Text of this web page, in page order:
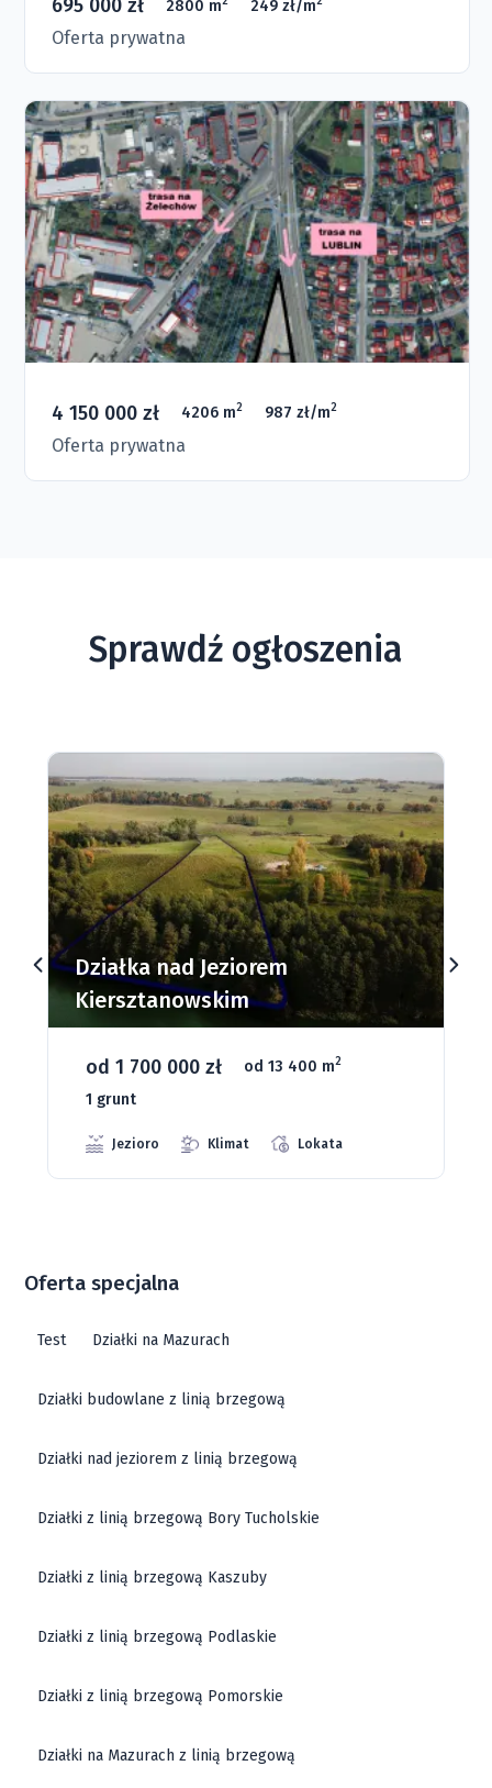
695 000 zł 2800 m 249 zł/m
Oferta prywatna
4 150 000 zł 4206 m2 987 zł/m2
Oferta prywatna
Sprawdź ogłoszenia
Działka nad Jeziorem
Kiersztanowskim
od 1 700 000 zł od 13 400 m2
1 grunt
Jezioro Klimat Lokata
Oferta specjalna
Test Działki na Mazurach
Działki budowlane z linią brzegową
Działki nad jeziorem z linią brzegową
Działki z linią brzegową Bory Tucholskie
Działki z linią brzegową Kaszuby
Działki z linią brzegową Podlaskie
Działki z linią brzegową Pomorskie
Działki na Mazurach z linią brzegową